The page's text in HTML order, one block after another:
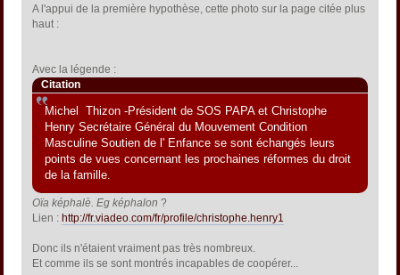
A l'appui de la première hypothèse, cette photo sur la page citée plus
haut :
Avec la légende :
Citation
Michel Thizon -Président de SOS PAPA et Christophe
Henry Secrétaire Général du Mouvement Condition
Masculine Soutien de l' Enfance se sont échangés leurs
points de vues concernant les prochaines réformes du droit
de la famille.
Oïa képhalè. Eg képhalon?
Lien : http://fr.viadeo.com/fr/profile/christophe.henry1
Donc ils n'étaient vraiment pas très nombreux.
Et comme ils se sont montrés incapables de coopérer...